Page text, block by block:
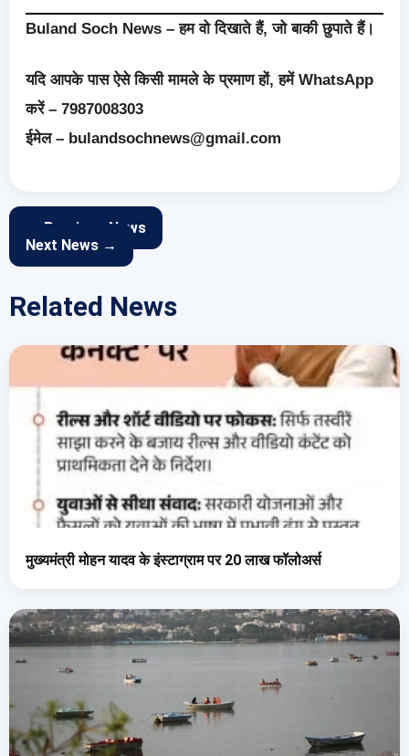
Buland Soch News – हम वो दिखाते हैं, जो बाकी छुपाते हैं।
यदि आपके पास ऐसे किसी मामले के प्रमाण हों, हमें WhatsApp
करें – 7987008303
ईमेल – bulandsochnews@gmail.com
← Previous News
Next News →
Related News
मुख्यमंत्री मोहन यादव के इंस्टाग्राम पर 20 लाख फॉलोअर्स